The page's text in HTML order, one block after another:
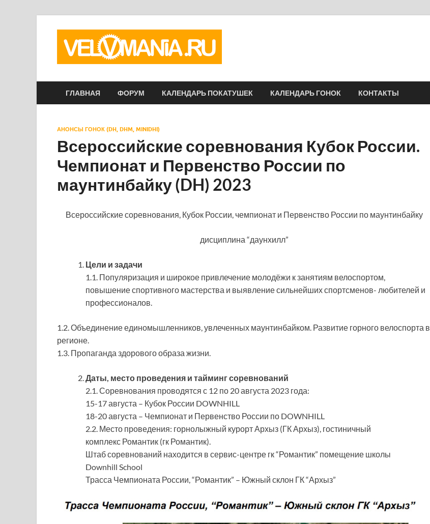
ГЛАВНАЯ ФОРУМ КАЛЕНДАРЬ ПОКАТУШЕК КАЛЕНДАРЬ ГОНОК КОНТАКТЫ
АНОНСЫ ГОНОК (DH, DHM, MINIDHI)
Всероссийские соревнования Кубок России.
Чемпионат и Первенство России по
маунтинбайку (DH) 2023
Всероссийские соревнования, Кубок России, чемпионат и Первенство России по маунтинбайку
дисциплина “даунхилл”
Цели и задачи
1.1. Популяризация и широкое привлечение молодёжи к занятиям велоспортом,
повышение спортивного мастерства и выявление сильнейших спортсменов- любителей и
профессионалов.
1.2. Объединение единомышленников, увлеченных маунтинбайком. Развитие горного велоспорта в
регионе.
1.3. Пропаганда здорового образа жизни.
Даты, место проведения и тайминг соревнований
2.1. Соревнования проводятся с 12 по 20 августа 2023 года:
15-17 августа – Кубок России DOWNHILL
18-20 августа – Чемпионат и Первенство России по DOWNHILL
2.2. Место проведения: горнолыжный курорт Архыз (ГК Архыз), гостиничный
комплекс Романтик (гк Романтик).
Штаб соревнований находится в сервис-центре гк “Романтик” помещение школы
Downhill School
Трасса Чемпионата России, “Романтик” – Южный склон ГК “Архыз”